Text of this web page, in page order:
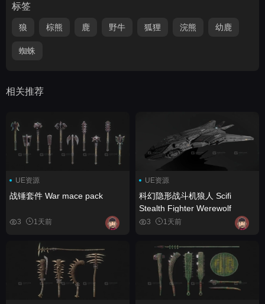
标签
狼 棕熊 鹿 野牛 狐狸 浣熊 幼鹿
蜘蛛
相关推荐
UE资源
战锤套件 War mace pack
3 1天前
UE资源
科幻隐形战斗机狼人 Scifi
Stealth Fighter Werewolf
3 1天前